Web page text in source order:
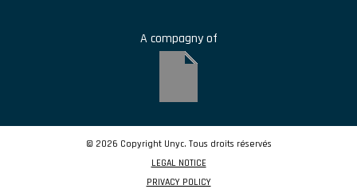
A compagny of
© 2026 Copyright Unyc. Tous droits réservés
LEGAL NOTICE
PRIVACY POLICY